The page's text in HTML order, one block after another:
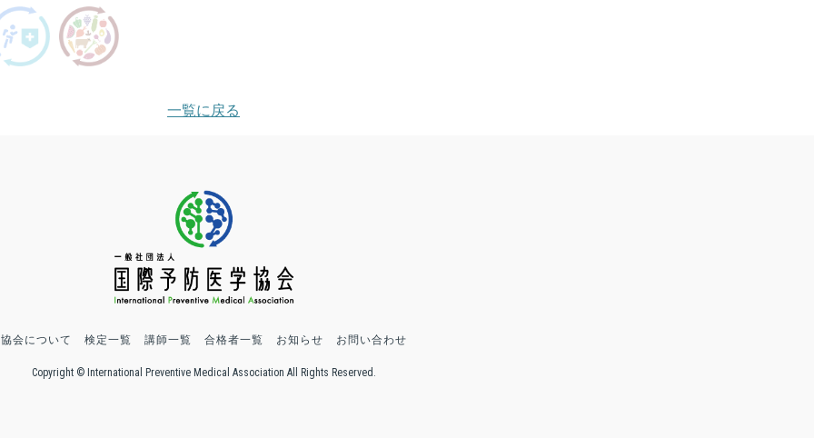
一覧に戻る
協会について 検定一覧 講師一覧 合格者一覧 お知らせ お問い合わせ
Copyright © International Preventive Medical Association All Rights Reserved.